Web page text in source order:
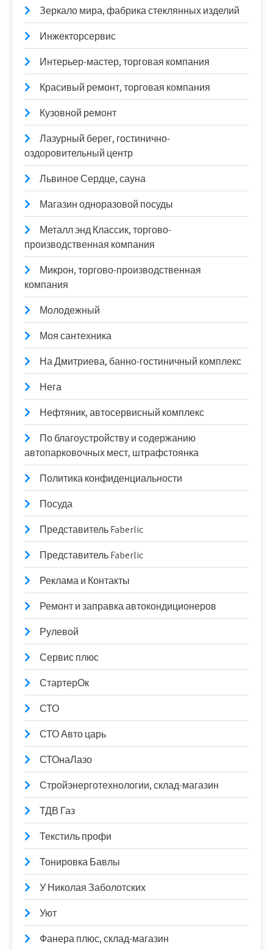
Зеркало мира, фабрика стеклянных изделий
Инжекторсервис
Интерьер-мастер, торговая компания
Красивый ремонт, торговая компания
Кузовной ремонт
Лазурный берег, гостинично-
оздоровительный центр
Львиное Сердце, сауна
Магазин одноразовой посуды
Металл энд Классик, торгово-
производственная компания
Микрон, торгово-производственная
компания
Молодежный
Моя сантехника
На Дмитриева, банно-гостиничный комплекс
Нега
Нефтяник, автосервисный комплекс
По благоустройству и содержанию
автопарковочных мест, штрафстоянка
Политика конфиденциальности
Посуда
Представитель Faberlic
Представитель Faberlic
Реклама и Контакты
Ремонт и заправка автокондиционеров
Рулевой
Сервис плюс
СтартерОк
СТО
СТО Авто царь
СТОнаЛазо
Стройэнерготехнологии, склад-магазин
ТДВ Газ
Текстиль профи
Тонировка Бавлы
У Николая Заболотских
Уют
Фанера плюс, склад-магазин